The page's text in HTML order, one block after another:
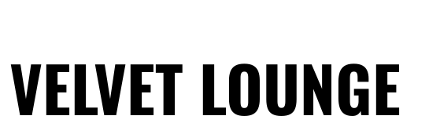
VELVET LOUNGE